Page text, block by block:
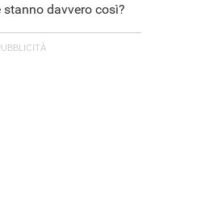
davvero così?